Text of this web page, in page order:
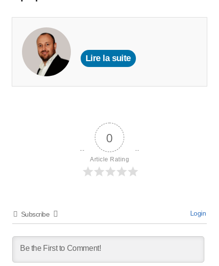
Lire la suite
0
Article Rating
Subscribe Login